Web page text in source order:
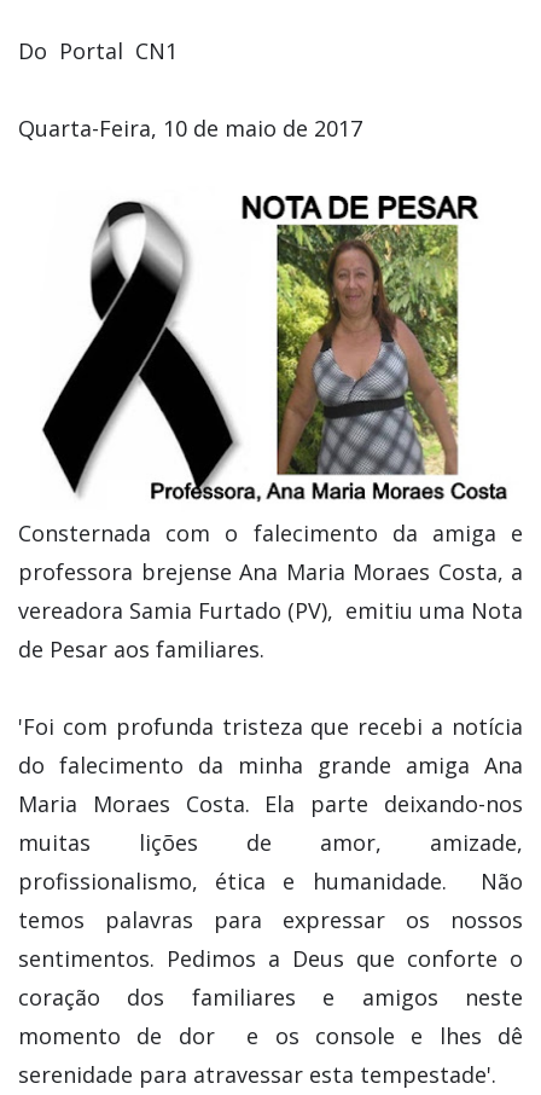
Do Portal CN1
Quarta-Feira, 10 de maio de 2017
Consternada com o falecimento da amiga e
professora brejense Ana Maria Moraes Costa, a
vereadora Samia Furtado (PV), emitiu uma Nota
de Pesar aos familiares.
'Foi com profunda tristeza que recebi a notícia
do falecimento da minha grande amiga Ana
Maria Moraes Costa. Ela parte deixando-nos
muitas lições de amor, amizade,
profissionalismo, ética e humanidade. Não
temos palavras para expressar os nossos
sentimentos. Pedimos a Deus que conforte o
coração dos familiares e amigos neste
momento de dor e os console e lhes dê
serenidade para atravessar esta tempestade'.